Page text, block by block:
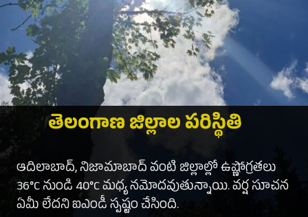
ఆదిలాబాద్, నిజామాబాద్ వంటి జిల్లాల్లో ఉష్ణోగ్రతలు
36°C నుండి 40°C మధ్య నమోదవుతున్నాయి. వర్ష సూచన
ఏమీ లేదని ఐఎండీ స్పష్టం చేసింది.
తెలంగాణ జిల్లాల పరిస్థితి